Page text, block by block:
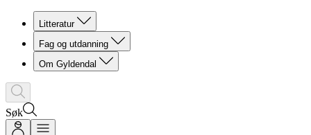
Litteratur
Fag og utdanning
Om Gyldendal
Søk